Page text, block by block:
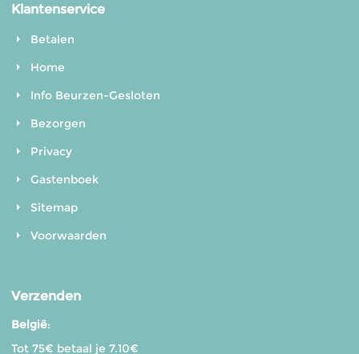
Klantenservice
Betalen
Home
Info Beurzen-Gesloten
Bezorgen
Privacy
Gastenboek
Sitemap
Voorwaarden
Verzenden
België:
Tot 75€ betaal je 7.10€